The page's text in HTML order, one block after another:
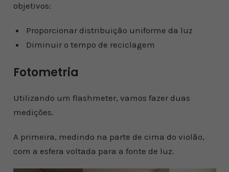
objetivos:
Proporcionar distribuição uniforme da luz
Diminuir o tempo de reciclagem
Fotometria
Utilizando um flashmeter, vamos fazer duas
medições.
A primeira, medindo na parte de cima do violão,
com a esfera voltada para a fonte de luz.